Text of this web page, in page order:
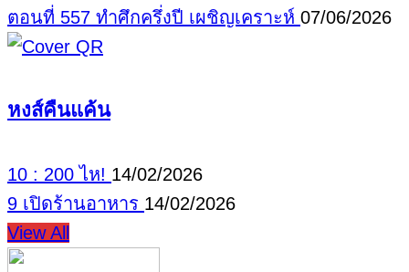
ตอนที่ 557 ทำศึกครึ่งปี เผชิญเคราะห์ 07/06/2026
หงส์คืนแค้น
10 : 200 ไห! 14/02/2026
9 เปิดร้านอาหาร 14/02/2026
View All